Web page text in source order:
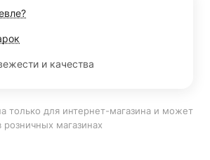
и качества
только для интернет-магазина и может
розничных магазинах